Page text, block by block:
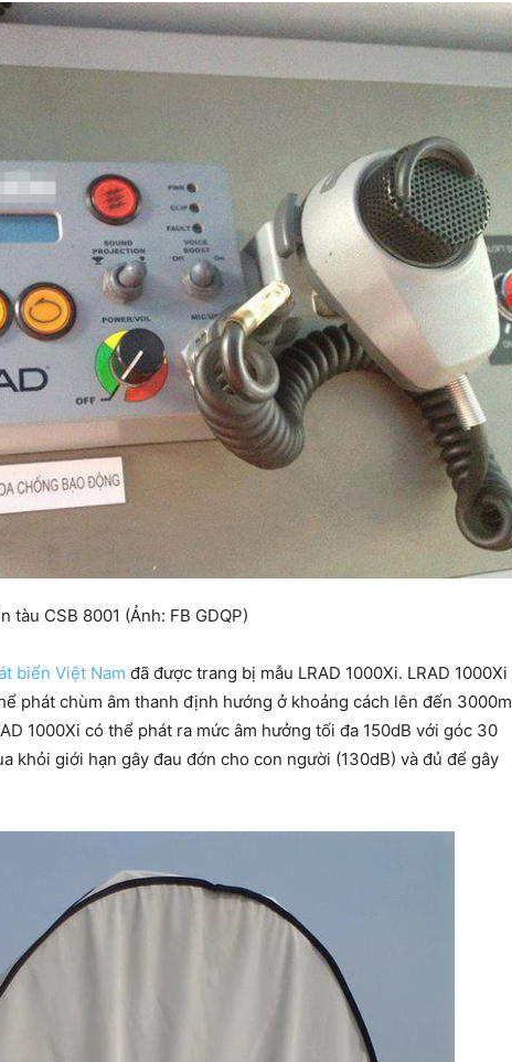
CSB 8001 (Ảnh: FB GDQP)
biển Việt Nam đã được trang bị mẫu LRAD 1000Xi. LRAD 1000Xi
phát chùm âm thanh định hướng ở khoảng cách lên đến 3000m
1000Xi có thể phát ra mức âm hưởng tối đa 150dB với góc 30
khỏi giới hạn gây đau đớn cho con người (130dB) và đủ để gây